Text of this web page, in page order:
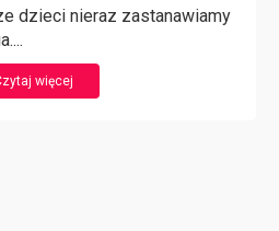
dzieci nieraz zastanawiamy
więcej